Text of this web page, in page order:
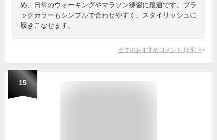
め、日常のウォーキングやマラソン練習に最適です。ブラ
ックカラーもシンプルで合わせやすく、スタイリッシュに
履きこなせます。
全てのおすすめコメント (1 件) >
15